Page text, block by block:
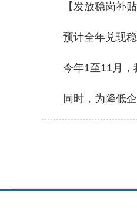
【发放稳岗补贴
预计全年兑现稳
今年1至11月，我
同时，为降低企